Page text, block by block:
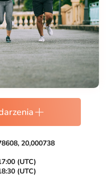
20,000738
(UTC)
(UTC)